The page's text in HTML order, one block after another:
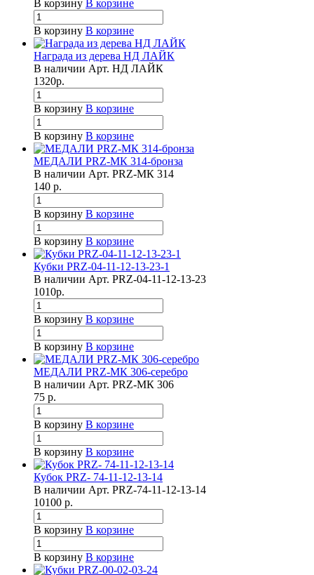
В корзину В корзине
В корзину В корзине
Награда из дерева НД ЛАЙК
В наличии Арт. НД ЛАЙК
1320р.
В корзину В корзине
В корзину В корзине
МЕДАЛИ PRZ-МК 314-бронза
В наличии Арт. PRZ-МК 314
140 р.
В корзину В корзине
В корзину В корзине
Кубки PRZ-04-11-12-13-23-1
В наличии Арт. PRZ-04-11-12-13-23
1010р.
В корзину В корзине
В корзину В корзине
МЕДАЛИ PRZ-МК 306-серебро
В наличии Арт. PRZ-МК 306
75 р.
В корзину В корзине
В корзину В корзине
Кубок PRZ- 74-11-12-13-14
В наличии Арт. PRZ-74-11-12-13-14
10100 р.
В корзину В корзине
В корзину В корзине